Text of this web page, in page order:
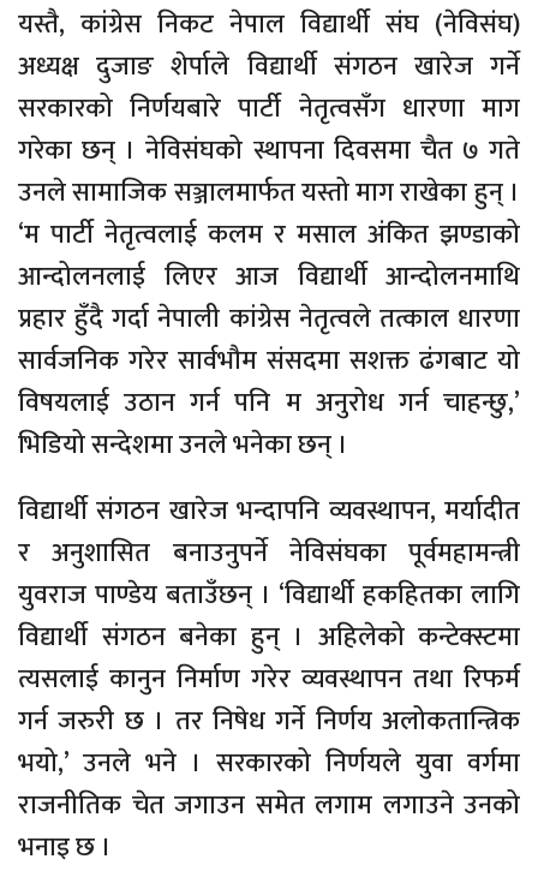
यस्तै, कांग्रेस निकट नेपाल विद्यार्थी संघ (नेविसंघ)
अध्यक्ष दुजाङ शेर्पाले विद्यार्थी संगठन खारेज गर्ने
सरकारको निर्णयबारे पार्टी नेतृत्वसँग धारणा माग
गरेका छन् । नेविसंघको स्थापना दिवसमा चैत ७ गते
उनले सामाजिक सञ्जालमार्फत यस्तो माग राखेका हुन् ।
‘म पार्टी नेतृत्वलाई कलम र मसाल अंकित झण्डाको
आन्दोलनलाई लिएर आज विद्यार्थी आन्दोलनमाथि
प्रहार हुँदै गर्दा नेपाली कांग्रेस नेतृत्वले तत्काल धारणा
सार्वजनिक गरेर सार्वभौम संसदमा सशक्त ढंगबाट यो
विषयलाई उठान गर्न पनि म अनुरोध गर्न चाहन्छु,’
भिडियो सन्देशमा उनले भनेका छन् ।
विद्यार्थी संगठन खारेज भन्दापनि व्यवस्थापन, मर्यादीत
र अनुशासित बनाउनुपर्ने नेविसंघका पूर्वमहामन्त्री
युवराज पाण्डेय बताउँछन् । ‘विद्यार्थी हकहितका लागि
विद्यार्थी संगठन बनेका हुन् । अहिलेको कन्टेक्स्टमा
त्यसलाई कानुन निर्माण गरेर व्यवस्थापन तथा रिफर्म
गर्न जरुरी छ । तर निषेध गर्ने निर्णय अलोकतान्त्रिक
भयो,’ उनले भने । सरकारको निर्णयले युवा वर्गमा
राजनीतिक चेत जगाउन समेत लगाम लगाउने उनको
भनाइ छ ।